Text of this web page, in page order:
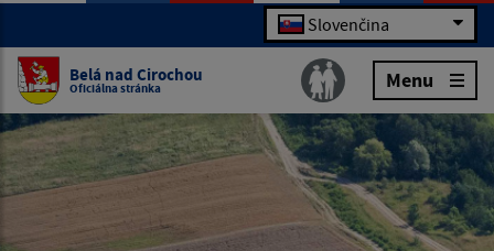
Slovenčina
Belá nad Cirochou
Oficiálna stránka Menu